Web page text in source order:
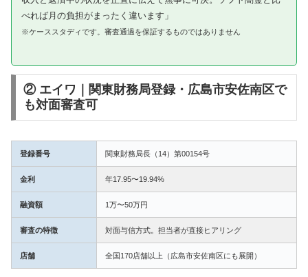
べれば月の負担がまったく違います」
※ケーススタディです。審査通過を保証するものではありません
② エイワ｜関東財務局登録・広島市安佐南区で
も対面審査可
登録番号 関東財務局長（14）第00154号
金利 年17.95〜19.94%
融資額 1万〜50万円
審査の特徴 対面与信方式。担当者が直接ヒアリング
店舗 全国170店舗以上（広島市安佐南区にも展開）